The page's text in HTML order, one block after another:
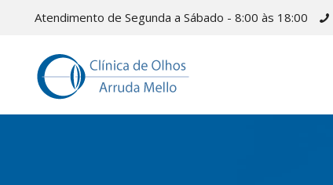
Atendimento de Segunda a Sábado - 8:00 às 18:00